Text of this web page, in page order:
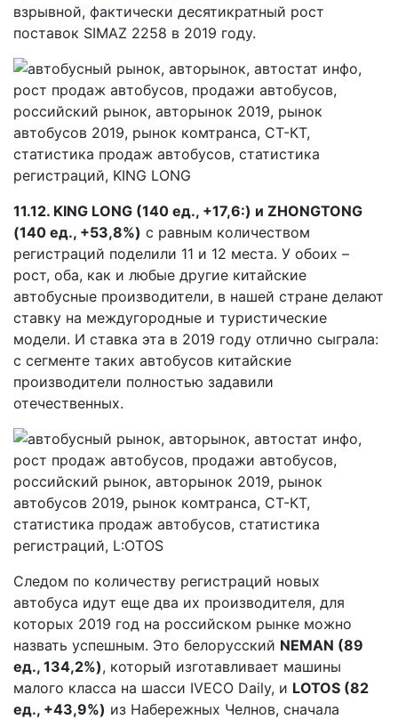
взрывной, фактически десятикратный рост
поставок SIMAZ 2258 в 2019 году.
11.12. KING LONG (140 ед., +17,6:) и ZHONGTONG
(140 ед., +53,8%) с равным количеством
регистраций поделили 11 и 12 места. У обоих –
рост, оба, как и любые другие китайские
автобусные производители, в нашей стране делают
ставку на междугородные и туристические
модели. И ставка эта в 2019 году отлично сыграла:
с сегменте таких автобусов китайские
производители полностью задавили
отечественных.
Следом по количеству регистраций новых
автобуса идут еще два их производителя, для
которых 2019 год на российском рынке можно
назвать успешным. Это белорусский NEMAN (89
ед., 134,2%), который изготавливает машины
малого класса на шасси IVECO Daily, и LOTOS (82
ед., +43,9%) из Набережных Челнов, сначала